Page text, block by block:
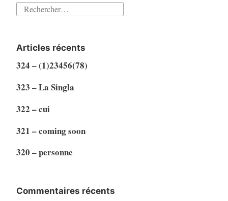
Rechercher :
Articles récents
324 – (1)23456(78)
323 – La Singla
322 – cui
321 – coming soon
320 – personne
Commentaires récents